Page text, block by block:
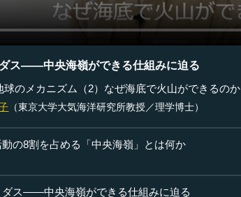
ス――中央海嶺ができる仕組みに迫る
球のメカニズム（2）なぜ海底で火山ができるのか
（東京大学大気海洋研究所教授／理学博士）
の8割を占める「中央海嶺」とは何か
ダス――中央海嶺ができる仕組みに迫る